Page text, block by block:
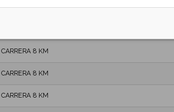
CARRERA 8 KM
CARRERA 8 KM
CARRERA 8 KM
CARRERA 8 KM